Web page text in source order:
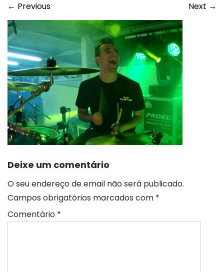
← Previous Next →
Deixe um comentário
O seu endereço de email não será publicado.
Campos obrigatórios marcados com *
Comentário *